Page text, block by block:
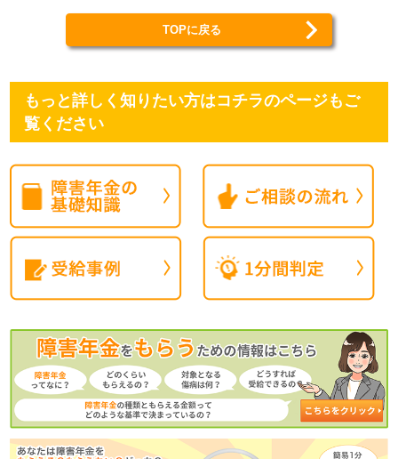
TOPに戻る
もっと詳しく知りたい方はコチラのページもご
覧ください